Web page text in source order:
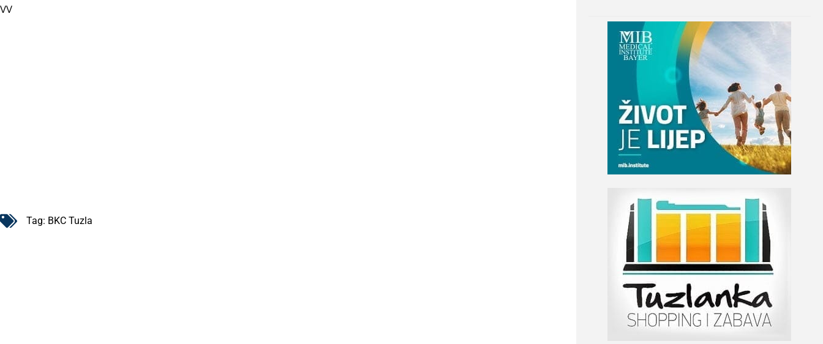
VV
Tag: BKC Tuzla